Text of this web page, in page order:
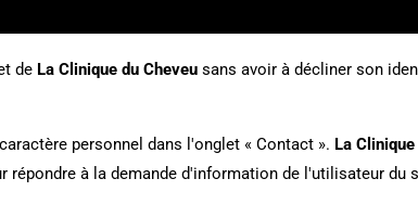
de La Clinique du Cheveu sans avoir à décliner son
personnel dans l'onglet « Contact ». La
à la demande d'information de l'utilisateur du